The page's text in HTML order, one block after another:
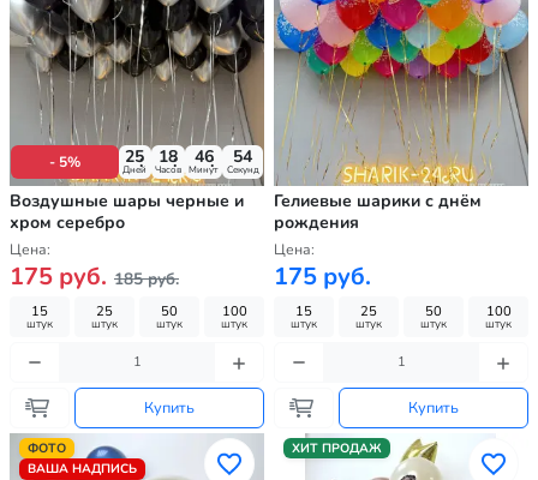
- 5% 25
Дней
18
Часов
46
Минут
52
Секунд
Воздушные шары черные и
хром серебро
Цена:
175 руб. 185 руб.
15
штук
25
штук
50
штук
100
штук
Купить
Гелиевые шарики с днём
рождения
Цена:
175 руб.
15
штук
25
штук
50
штук
100
штук
Купить
ФОТО
ВАША НАДПИСЬ
ХИТ ПРОДАЖ